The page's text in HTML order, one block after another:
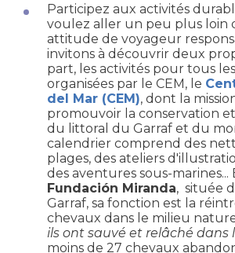
Participez aux activités
voulez aller un peu plus loin
attitude de voyageur
invitons à découvrir deux
part, les activités pour tous
organisées par le CEM, le
del Mar (CEM), dont la
promouvoir la conservation
du littoral du Garraf et du
calendrier comprend des
plages, des ateliers
des aventures sous-marines...
Fundación Miranda, située
Garraf, sa fonction est la
chevaux dans le milieu
ils ont sauvé et relâché dans
moins de 27 chevaux